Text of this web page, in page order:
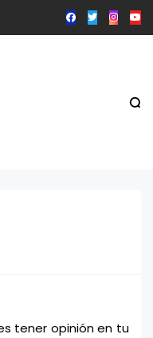
tener opinión en tu